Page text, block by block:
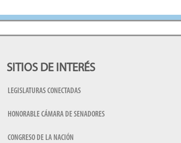
SITIOS DE INTERÉS
LEGISLATURAS CONECTADAS
HONORABLE CÁMARA DE SENADORES
CONGRESO DE LA NACIÓN